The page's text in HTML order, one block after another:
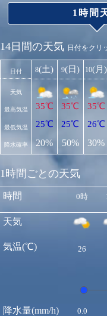
1時間
14日間の天気 日付をクリ
日付
天気
最高気温
最低気温
降水確率
8(土)
35℃
25℃
20%
9(日)
35℃
25℃
50%
10(月)
35℃
26℃
30%
1時間ごとの天気
時間
天気
気温(℃)
降水量(mm/h)
0時
26
0.0